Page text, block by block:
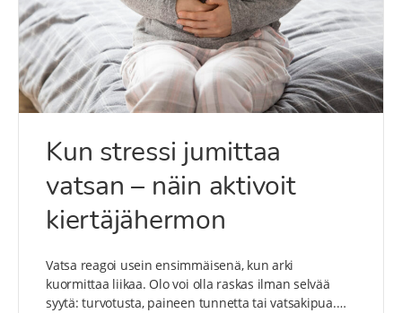
Kun stressi jumittaa
vatsan – näin aktivoit
kiertäjähermon
Vatsa reagoi usein ensimmäisenä, kun arki
kuormittaa liikaa. Olo voi olla raskas ilman selvää
syytä: turvotusta, paineen tunnetta tai vatsakipua.…